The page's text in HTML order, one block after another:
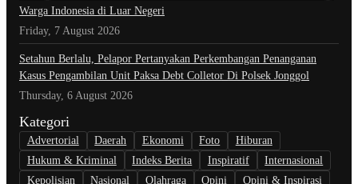
Warga Indonesia di Luar Negeri
Friday, 7 August 2026
Setahun Berlalu, Pelapor Pertanyakan Perkembangan Penanganan
Kasus Pengambilan Unit Paksa Debt Colletor Di Polsek Jonggol
Thursday, 6 August 2026
Kategori
Advertorial Daerah Ekonomi Foto
Hiburan
Hukum & Kriminal
Indeks Berita Inspiratif
Internasional
Kepolisian
Nasional Olahraga Opini Opini & Inspirasi